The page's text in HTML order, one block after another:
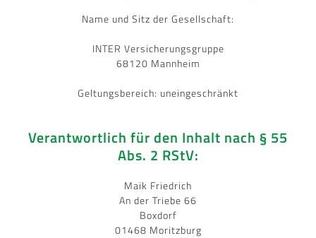
Name und Sitz der Gesellschaft:
INTER Versicherungsgruppe
68120 Mannheim
Geltungsbereich: uneingeschränkt
Verantwortlich für den Inhalt nach § 55
Abs. 2 RStV:
Maik Friedrich
An der Triebe 66
Boxdorf
01468 Moritzburg